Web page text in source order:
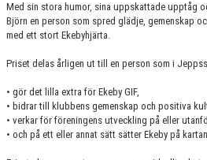
Med sin stora humor, sina uppskattade upptåg
Björn en person som spred glädje, gemenskap
med ett stort Ekebyhjärta.
Priset delas årligen ut till en person som i
• gör det lilla extra för Ekeby GIF,
• bidrar till klubbens gemenskap och positiva
• verkar för föreningens utveckling på eller
• och på ett eller annat sätt sätter Ekeby på